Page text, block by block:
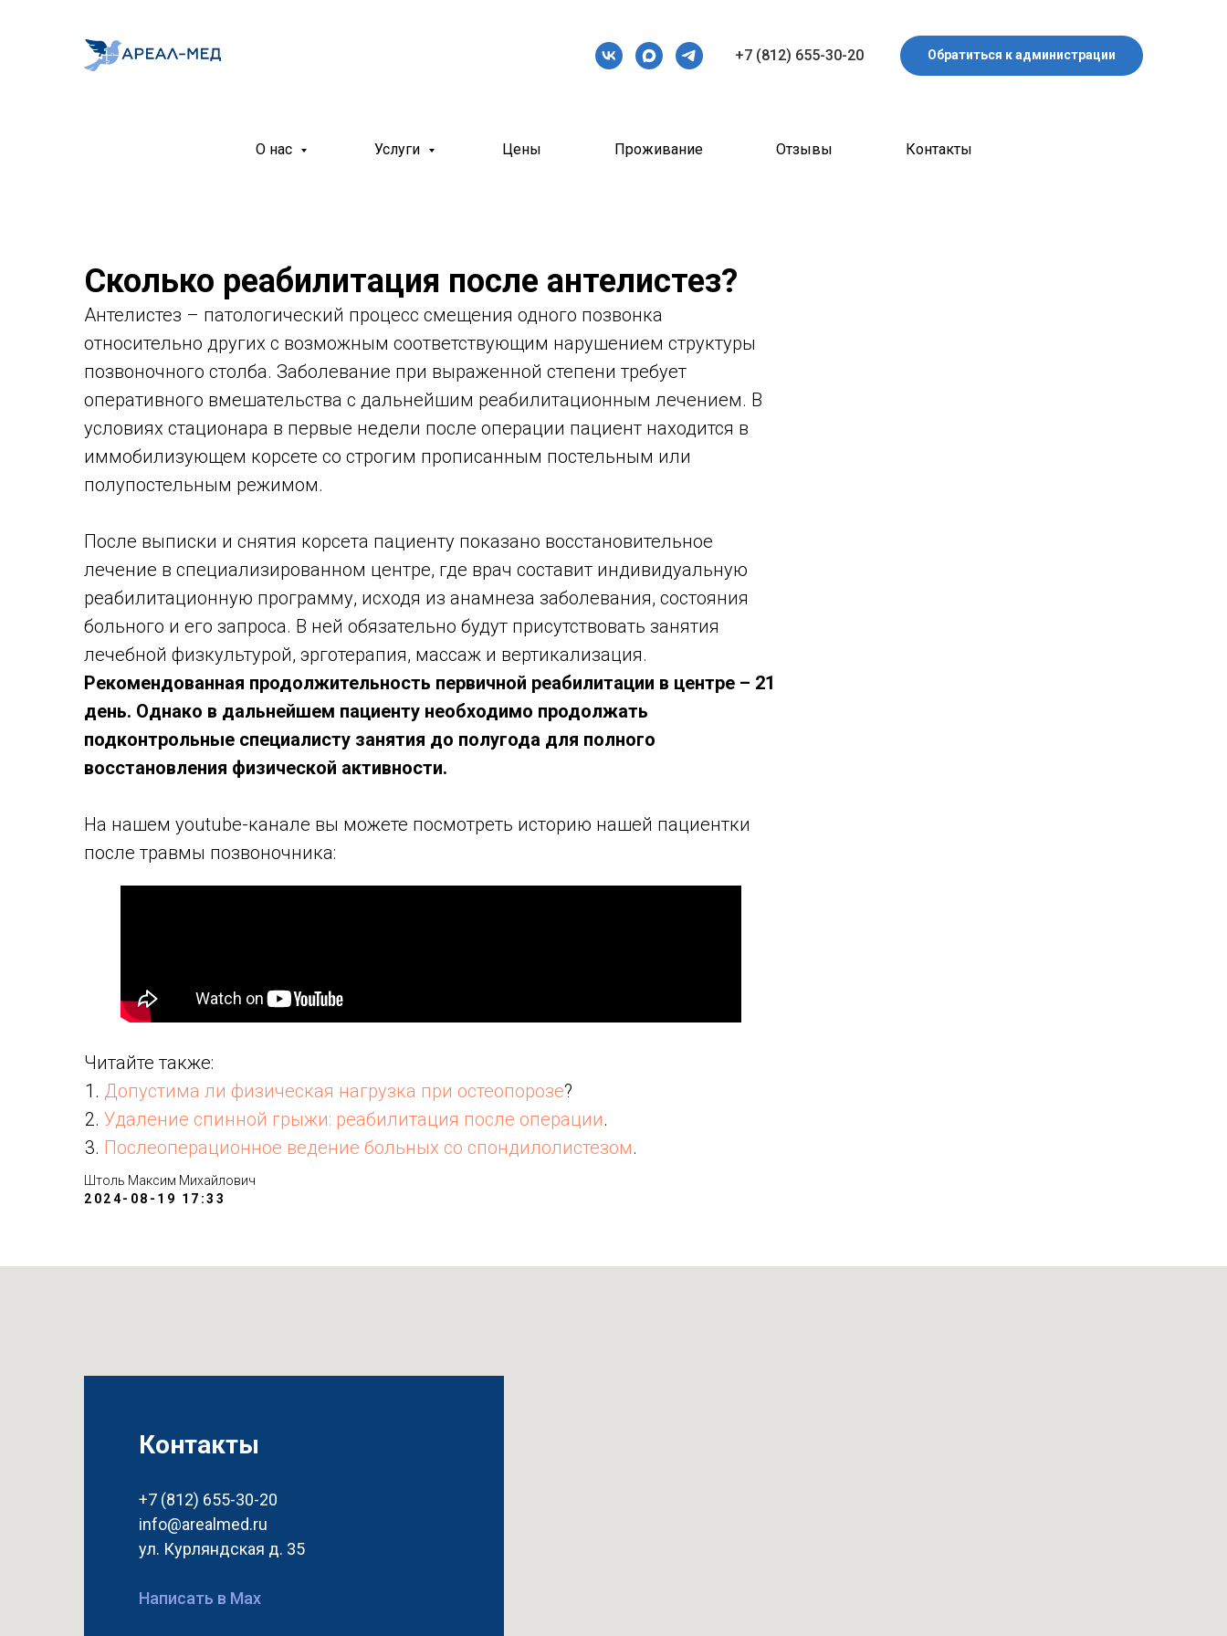
+7 (812) 655-30-20 Обратиться к администрации
О нас Услуги Цены Проживание Отзывы Контакты
Сколько реабилитация после антелистез?
Антелистез – патологический процесс смещения одного позвонка
относительно других с возможным соответствующим нарушением структуры
позвоночного столба. Заболевание при выраженной степени требует
оперативного вмешательства с дальнейшим реабилитационным лечением. В
условиях стационара в первые недели после операции пациент находится в
иммобилизующем корсете со строгим прописанным постельным или
полупостельным режимом.
После выписки и снятия корсета пациенту показано восстановительное
лечение в специализированном центре, где врач составит индивидуальную
реабилитационную программу, исходя из анамнеза заболевания, состояния
больного и его запроса. В ней обязательно будут присутствовать занятия
лечебной физкультурой, эрготерапия, массаж и вертикализация.
Рекомендованная продолжительность первичной реабилитации в центре – 21
день. Однако в дальнейшем пациенту необходимо продолжать
подконтрольные специалисту занятия до полугода для полного
восстановления физической активности.
На нашем youtube-канале вы можете посмотреть историю нашей пациентки
после травмы позвоночника:
Читайте также:
Допустима ли физическая нагрузка при остеопорозе?
Удаление спинной грыжи: реабилитация после операции.
Послеоперационное ведение больных со спондилолистезом.
Штоль Максим Михайлович
2024-08-19 17:33
Контакты
+7 (812) 655-30-20
info@arealmed.ru
ул. Курляндская д. 35
Написать в Max